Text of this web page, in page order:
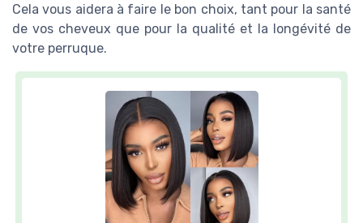
Cela vous aidera à faire le bon choix, tant pour la santé
de vos cheveux que pour la qualité et la longévité de
votre perruque.